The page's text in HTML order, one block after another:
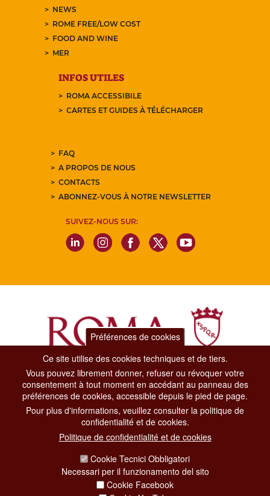
NEWS
ROME FREE/LOW COST
FOOD AND WINE
MER
INFOS UTILES
ROMA ACCESSIBILE
CARTES ET GUIDES À TÉLÉCHARGER
FAQ
A PROPOS DE NOUS
CONTACTS
ABONNEZ-VOUS À NOTRE NEWSLETTER
SUIVEZ-NOUS SUR:
Dipartimento Grandi Eventi, Sport, Turismo e Moda.
Via di San Basilio, 51
00187 Roma
CONTACT CENTER TEL. 06 06 08
CONTATTA LA REDAZIONE
Préférences de cookies
Ce site utilise des cookies techniques et de tiers.
Vous pouvez librement donner, refuser ou révoquer votre
consentement à tout moment en accédant au panneau des
préférences de cookies, accessible depuis le pied de page.
Pour plus d'informations, veuillez consulter la politique de
confidentialité et de cookies.
Politique de confidentialité et de cookies
Cookie Tecnici Obbligatori
Necessari per il funzionamento del sito
Cookie Facebook